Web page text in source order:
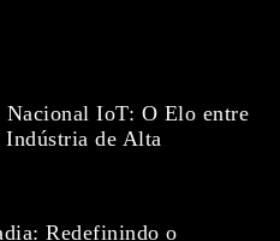
Nacional IoT: O Elo entre
Indústria de Alta
Redefinindo o